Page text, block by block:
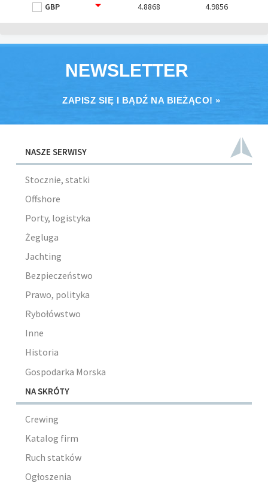
GBP
4.8868 4.9856
NEWSLETTER
ZAPISZ SIĘ I BĄDŹ NA BIEŻĄCO! »
NASZE SERWISY
Stocznie, statki
Offshore
Porty, logistyka
Żegluga
Jachting
Bezpieczeństwo
Prawo, polityka
Rybołówstwo
Inne
Historia
Gospodarka Morska
NA SKRÓTY
Crewing
Katalog firm
Ruch statków
Ogłoszenia